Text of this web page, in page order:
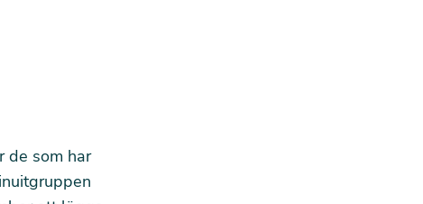
de som har